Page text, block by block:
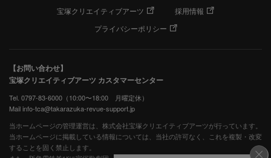
宝塚クリエイティブアーツ
採用情報
プライバシーポリシー
【お問い合わせ】
宝塚クリエイティブアーツ カスタマーセンター
Tel. 0797-83-6000（10:00〜18:00 月曜定休）
Mail info-tca@takarazuka-revue-support.jp
当ホームページの管理運営は、株式会社宝塚クリエイティブアーツが行っています。
当ホームページに掲載している情報については、当社の許可なく、これを複製・改変
することを固く禁止します。